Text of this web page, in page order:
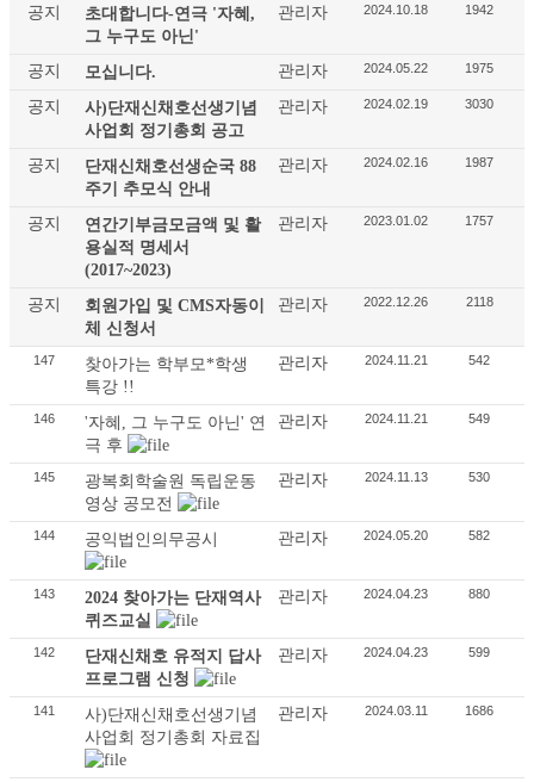
공지
초대합니다-연극 '자혜,
그 누구도 아닌'
관리자 2024.10.18 1942
공지 모십니다. 관리자 2024.05.22 1975
공지
사)단재신채호선생기념
사업회 정기총회 공고
관리자 2024.02.19 3030
공지
단재신채호선생순국 88
주기 추모식 안내
관리자 2024.02.16 1987
공지
연간기부금모금액 및 활
용실적 명세서
(2017~2023)
관리자 2023.01.02 1757
공지
회원가입 및 CMS자동이
체 신청서
관리자 2022.12.26 2118
147
찾아가는 학부모*학생
특강 !!
관리자 2024.11.21 542
146
'자혜, 그 누구도 아닌' 연
극 후
관리자 2024.11.21 549
145
광복회학술원 독립운동
영상 공모전
관리자 2024.11.13 530
144 공익법인의무공시 관리자 2024.05.20 582
143
2024 찾아가는 단재역사
퀴즈교실
관리자 2024.04.23 880
142
단재신채호 유적지 답사
프로그램 신청
관리자 2024.04.23 599
141
사)단재신채호선생기념
사업회 정기총회 자료집
관리자 2024.03.11 1686